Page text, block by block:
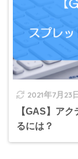
2021年7月23
【GAS】ア
るには？